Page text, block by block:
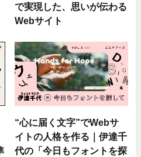
で実現した、思いが伝わる
Webサイト
“心に届く文字”でWebサ
イトの人格を作る｜伊達千
代の「今日もフォントを探